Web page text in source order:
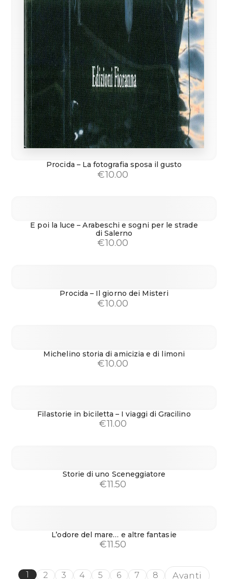
Procida – La fotografia sposa il gusto
€10.00
E poi la luce – Arabeschi e sogni per le strade
di Salerno
€10.00
Procida – Il giorno dei Misteri
€10.00
Michelino storia di amicizia e di limoni
€10.00
Filastorie in biciletta – I viaggi di Gracilino
€11.00
Storie di uno Sceneggiatore
€11.50
L’odore del mare… e altre fantasie
€11.50
1 2 3 4 5 6 7 8 Avanti